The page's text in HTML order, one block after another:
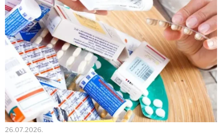
26.07.2026.